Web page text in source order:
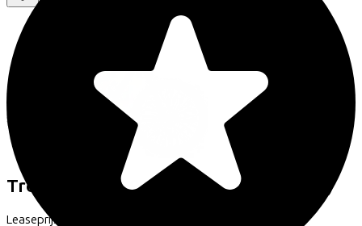
Trek Top Fuel 9.9 X0 AXS Gen 4 (2025)
Leaseprijs p/m vanaf